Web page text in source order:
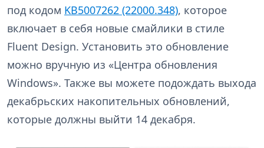
под кодом KB5007262 (22000.348), которое
включает в себя новые смайлики в стиле
Fluent Design. Установить это обновление
можно вручную из «Центра обновления
Windows». Также вы можете подождать выхода
декабрьских накопительных обновлений,
которые должны выйти 14 декабря.